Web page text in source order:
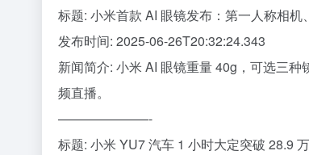
标题: 小米首款 AI 眼镜发布：第一人称相
发布时间: 2025-06-26T20:32:24.343
新闻简介: 小米 AI 眼镜重量 40g，可选三
频直播。
———————-
标题: 小米 YU7 汽车 1 小时大定突破 28.9